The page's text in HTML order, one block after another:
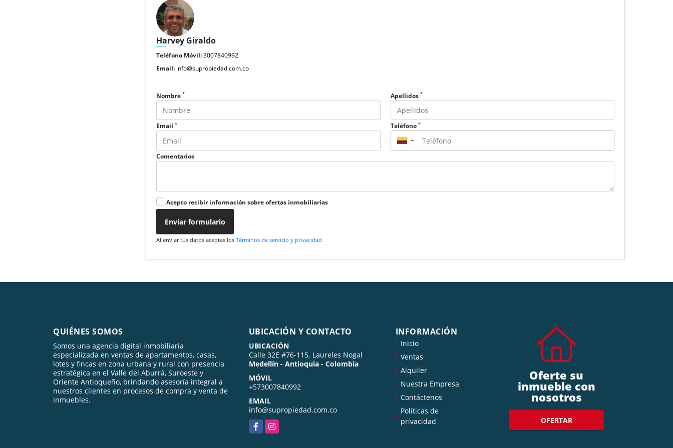
Harvey Giraldo
Teléfono Móvil:3007840992
Email: info@supropiedad.com.co
Nombre* Apellidos *
Email* Teléfono *
▼
Comentarios
Acepto recibir información sobre ofertas inmobiliarias
Enviar formulario
Al enviar tus datos aceptas losTérminos de servicio y privacidad
QUIÉNES SOMOS
Somos una agencia digital inmobiliaria
especializada en ventas de apartamentos, casas,
lotes y fincas en zona urbana y rural con presencia
estratégica en el Valle del Aburrá, Suroeste y
Oriente Antioqueño, brindando asesoría integral a
nuestros clientes en procesos de compra y venta de
inmuebles.
UBICACIÓN Y CONTACTO
UBICACIÓN
Calle 32E #76-115. Laureles Nogal
Medellín - Antioquia - Colombia
MÓVIL
+573007840992
EMAIL
info@supropiedad.com.co
FacebookInstagram
INFORMACIÓN
Inicio
Ventas
Alquiler
Nuestra Empresa
Contáctenos
Políticas de
privacidad
Oferte su
inmueble con
nosotros
OFERTAR